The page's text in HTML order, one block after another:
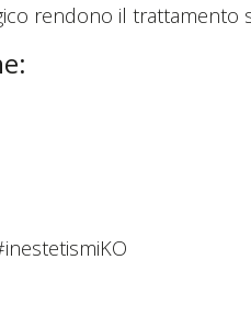
rendono il trattamento